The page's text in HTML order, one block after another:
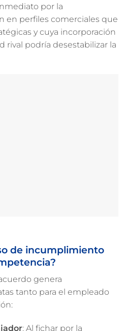
por la
en perfiles comerciales que
y cuya incorporación
rival podría desestabilizar la
de incumplimiento
genera
tanto para el empleado
: Al fichar por la